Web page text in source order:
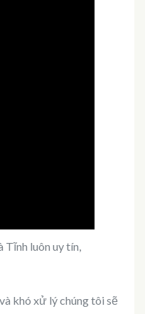
Tĩnh luôn uy tín,
khó xử lý chúng tôi sẽ